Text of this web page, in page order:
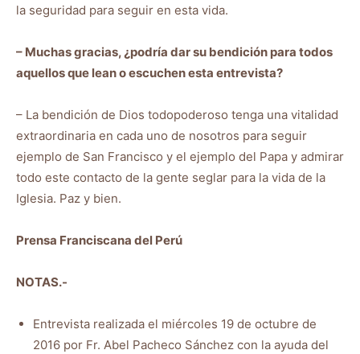
la seguridad para seguir en esta vida.
– Muchas gracias, ¿podría dar su bendición para todos
aquellos que lean o escuchen esta entrevista?
– La bendición de Dios todopoderoso tenga una vitalidad
extraordinaria en cada uno de nosotros para seguir
ejemplo de San Francisco y el ejemplo del Papa y admirar
todo este contacto de la gente seglar para la vida de la
Iglesia. Paz y bien.
Prensa Franciscana del Perú
NOTAS.-
Entrevista realizada el miércoles 19 de octubre de
2016 por Fr. Abel Pacheco Sánchez con la ayuda del